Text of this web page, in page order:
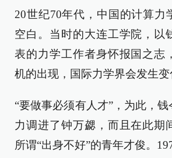
20世纪70年代，中国的计算力
空白。当时的大连工学院，以
表的力学工作者身怀报国之志
机的出现，国际力学界会发生变
“要做事必须有人才”，为此，
力调进了钟万勰，而且在此期
所谓“出身不好”的青年才俊。